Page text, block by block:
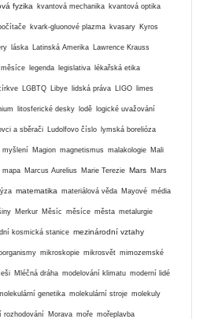
fyzika kvantová mechanika kvantová optika
kvark-gluonové plazma kvasary Kyros
láska Latinská Amerika Lawrence Krauss
měsíce legenda legislativa lékařská etika
LGBTQ Libye lidská práva LIGO limes
litosferické desky lodě logické uvažování
a sběrači Ludolfovo číslo lymská borelióza
myšlení Magion magnetismus malakologie Mali
mapa Marcus Aurelius Marie Terezie Mars Mars
matematika materiálová věda Mayové média
Merkur Měsíc měsíce města metalurgie
kosmická stanice mezinárodní vztahy
mikroskopie mikrosvět mimozemské
Mléčná dráha modelování klimatu moderní lidé
genetika molekulární stroje molekuly
rozhodování Morava moře mořeplavba